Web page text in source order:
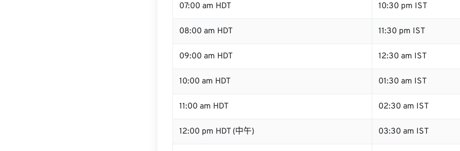
07:00 am HDT 10:30 pm IST
08:00 am HDT 11:30 pm IST
09:00 am HDT 12:30 am IST
10:00 am HDT 01:30 am IST
11:00 am HDT 02:30 am IST
12:00 pm HDT (中午) 03:30 am IST